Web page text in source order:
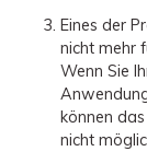
Eines der
nicht mehr
Wenn Sie
können
nicht